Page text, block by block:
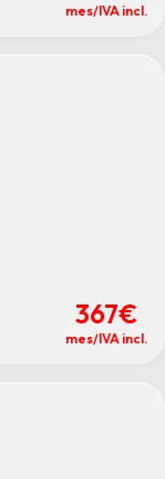
mes/IVA incl.
367€
mes/IVA incl.